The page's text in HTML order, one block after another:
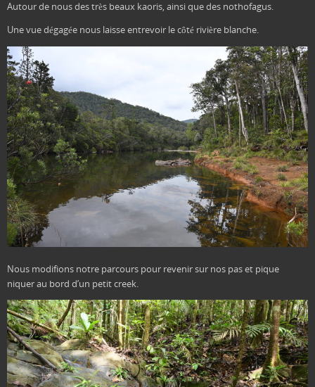
Autour de nous des très beaux kaoris, ainsi que des nothofagus.
Une vue dégagée nous laisse entrevoir le côté rivière blanche.
Nous modifions notre parcours pour revenir sur nos pas et pique
niquer au bord d’un petit creek.